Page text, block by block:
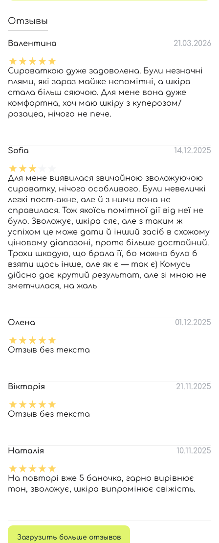
Отзывы
Валентина 21.03.2026
Сироваткою дуже задоволена. Були незначні
плями, які зараз майже непомітні, а шкіра
стала більш сяючою. Для мене вона дуже
комфортна, хоч маю шкіру з куперозом/
розацеа, нічого не пече.
Sofia 14.12.2025
Для мене виявилася звичайною зволожуючою
сироватку, нічого особливого. Були невеличкі
легкі пост-акне, але й з ними вона не
справилася. Тож якоїсь помітної дії від неї не
було. Зволожує, шкіра сяє, але з таким ж
успіхом це може дати й інший засіб в схожому
ціновому діапазоні, проте більше достойний.
Трохи шкодую, що брала її, бо можна було б
взяти щось інше, але як є — так є) Комусь
дійсно дає крутий результат, але зі мною не
зметчилася, на жаль
Олена 01.12.2025
Отзыв без текста
Вікторія 21.11.2025
Отзыв без текста
Наталія 10.11.2025
На повторі вже 5 баночка, гарно вирівнює
тон, зволожує, шкіра випромінює свіжість.
Загрузить больше отзывов